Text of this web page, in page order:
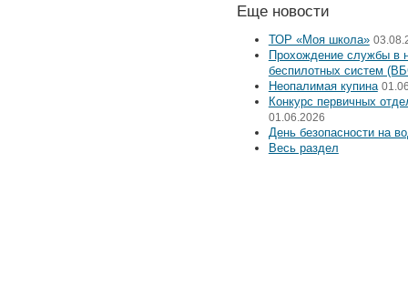
Еще новости
ТОР «Моя школа»
Прохождение службы в
беспилотных систем
Неопалимая купина
Конкурс первичных
01.06.2026
День безопасности на
Весь раздел